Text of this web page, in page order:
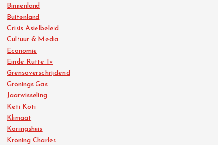
Binnenland
Buitenland
Crisis Asielbeleid
Cultuur & Media
Economie
Einde Rutte Iv
Grensoverschrijdend
Gronings Gas
Jaarwisseling
Keti Koti
Klimaat
Koningshuis
Kroning Charles